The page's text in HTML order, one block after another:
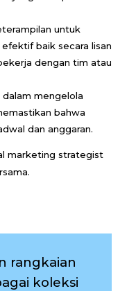
untuk
baik secara lisan
dengan tim atau
dalam mengelola
bahwa
dan anggaran.
marketing strategist
rangkaian
koleksi